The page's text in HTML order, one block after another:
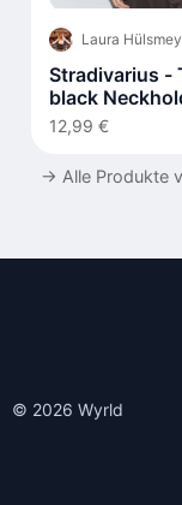
Laura
Stradivarius - Top -
black
Shirt
12,99 €
→ Alle Produkte
© 2026 Wyrld